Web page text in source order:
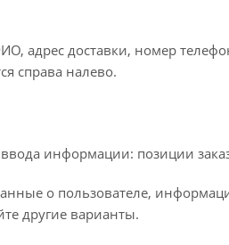
адрес доставки, номер
справа налево.
информации: позиции
о пользователе,
другие варианты.